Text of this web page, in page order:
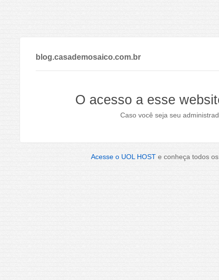
blog.casademosaico.com.br
O acesso a esse
Caso você seja seu
Acesse o UOL HOST e conheça todos